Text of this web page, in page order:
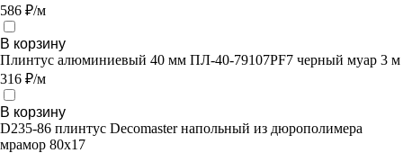
586 ₽/м
В корзину
Плинтус алюминиевый 40 мм ПЛ-40-79107PF7 черный муар 3 м
316 ₽/м
В корзину
D235-86 плинтус Decomaster напольный из дюрополимера
мрамор 80x17